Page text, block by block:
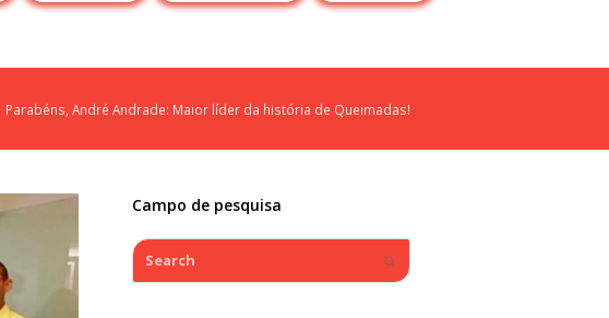
Parabéns, André Andrade: Maior líder da história de Queimadas!
Campo de pesquisa
Search